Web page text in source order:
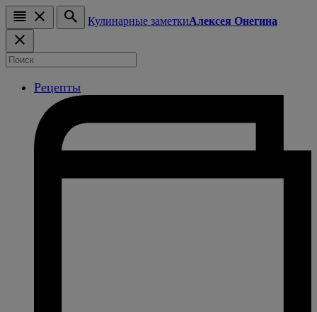
Кулинарные заметкиАлексея Онегина
Рецепты